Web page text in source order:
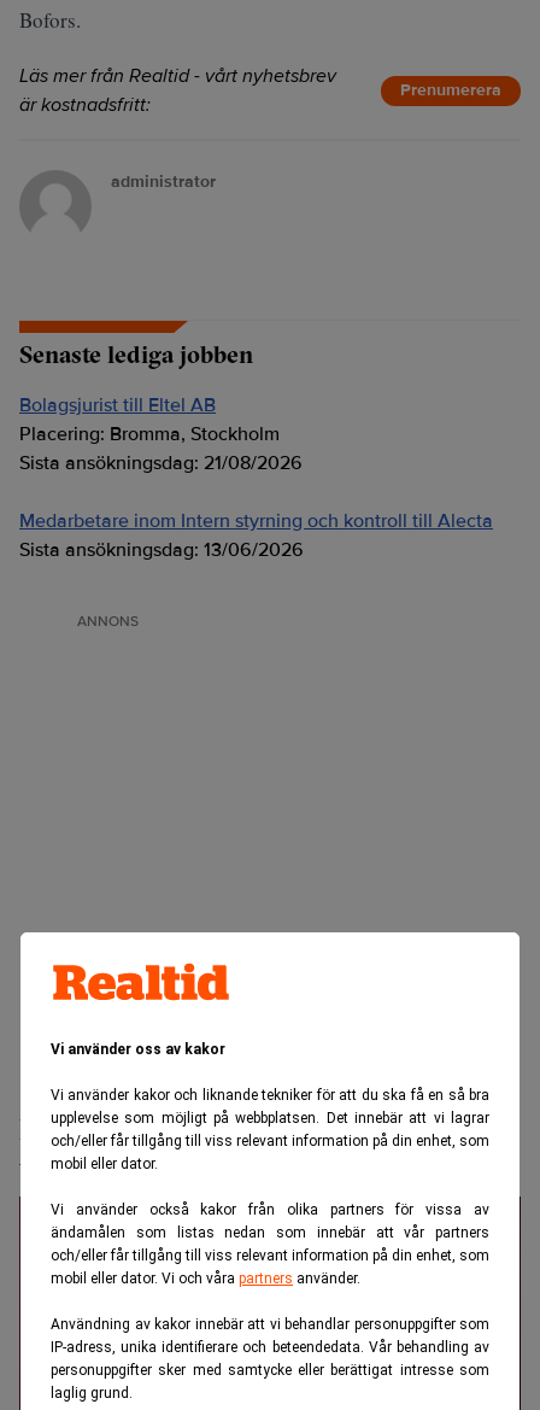
Vi använder oss av kakor
Vi använder kakor och liknande tekniker för att du ska få en så bra
upplevelse som möjligt på webbplatsen. Det innebär att vi lagrar
och/eller får tillgång till viss relevant information på din enhet, som
mobil eller dator.
Vi använder också kakor från olika partners för vissa av
ändamålen som listas nedan som innebär att vår partners
och/eller får tillgång till viss relevant information på din enhet, som
mobil eller dator. Vi och våra partners använder.
Användning av kakor innebär att vi behandlar personuppgifter som
IP-adress, unika identifierare och beteendedata. Vår behandling av
personuppgifter sker med samtycke eller berättigat intresse som
laglig grund.
Bofors.
Läs mer från Realtid - vårt nyhetsbrev
är kostnadsfritt:
Prenumerera
administrator
Senaste lediga jobben
Bolagsjurist till Eltel AB
Placering: Bromma, Stockholm
Sista ansökningsdag: 21/08/2026
Medarbetare inom Intern styrning och kontroll till Alecta
Sista ansökningsdag: 13/06/2026
ANNONS
Realtid.se Makro
Buffett: ”Jag kan vara en av de tio mest
tursamma”